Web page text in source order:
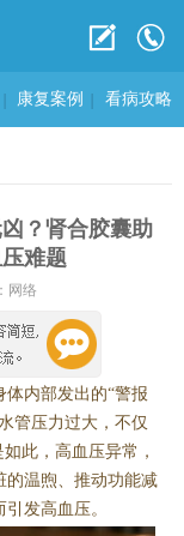
康复案例 看病攻略
？肾合胶囊助
难题
网络
内部发出的“警报
管压力过大，不仅
此，高血压异常，
的温煦、推动功能减
发高血压。